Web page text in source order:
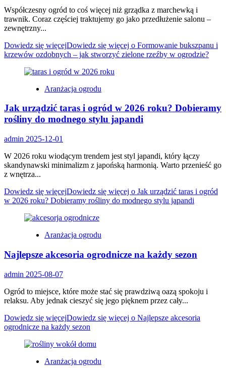
Współczesny ogród to coś więcej niż grządka z marchewką i
trawnik. Coraz częściej traktujemy go jako przedłużenie salonu –
zewnętrzny...
Dowiedz się więcejDowiedz się więcej o Formowanie bukszpanu i
krzewów ozdobnych – jak stworzyć zielone rzeźby w ogrodzie?
Aranżacja ogrodu
Jak urządzić taras i ogród w 2026 roku? Dobieramy
rośliny do modnego stylu japandi
admin 2025-12-01
W 2026 roku wiodącym trendem jest styl japandi, który łączy
skandynawski minimalizm z japońską harmonią. Warto przenieść go
z wnętrza...
Dowiedz się więcejDowiedz się więcej o Jak urządzić taras i ogród
w 2026 roku? Dobieramy rośliny do modnego stylu japandi
Aranżacja ogrodu
Najlepsze akcesoria ogrodnicze na każdy sezon
admin 2025-08-07
Ogród to miejsce, które może stać się prawdziwą oazą spokoju i
relaksu. Aby jednak cieszyć się jego pięknem przez cały...
Dowiedz się więcejDowiedz się więcej o Najlepsze akcesoria
ogrodnicze na każdy sezon
Aranżacja ogrodu